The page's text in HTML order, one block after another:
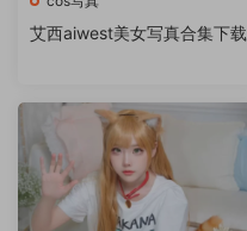
艾西aiwest美女写真合集下载